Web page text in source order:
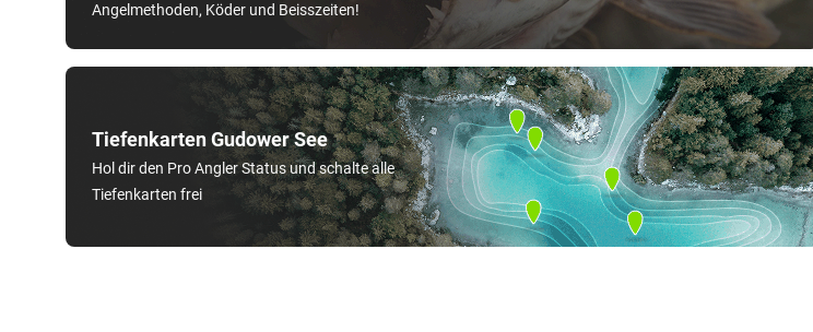
Tiefenkarten Gudower See
Hol dir den Pro Angler Status und schalte alle
Tiefenkarten frei
Angelmethoden, Köder und Beisszeiten!